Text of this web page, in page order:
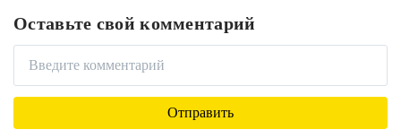
Оставьте свой комментарий